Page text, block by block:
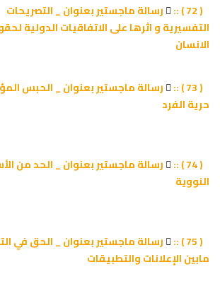
رسالة ماجستير بعنوان _ التصريحات
التفسيرية و اثرها على الاتفاقيات الدولية لحقوق
الانسان
رسالة ماجستير بعنوان _ الحبس
حرية الفرد
رسالة ماجستير بعنوان _ الحد من
النووية
رسالة ماجستير بعنوان _ الحق في
مابين الإعلانات والتطبيقات